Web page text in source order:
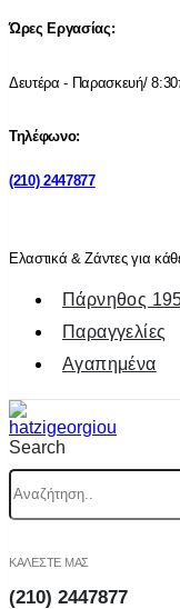
Ώρες Εργασίας:
Δευτέρα - Παρασκευή/
Τηλέφωνο:
(210) 2447877
Ελαστικά & Ζάντες για
Πάρνηθος
Παραγγελίες
Αγαπημένα
Search
ΚΑΛΕΣΤΕ ΜΑΣ
(210) 2447877